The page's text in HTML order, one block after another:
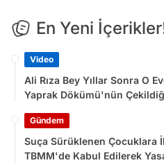
En Yeni
Video
Ali Rıza Bey Yıllar Sonra O
Yaprak Dökümü'nün
Gündem
Suça Sürüklenen Çocuklara
TBMM'de Kabul Edilerek